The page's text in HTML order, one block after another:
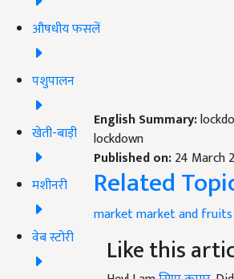
औषधीय फसलें
पशुपालन
खेती-बाड़ी
मशीनरी
वेब स्टोरी
English Summary:
lockdown
Published on:24 March
Related
marketmarket and fruits
Like this